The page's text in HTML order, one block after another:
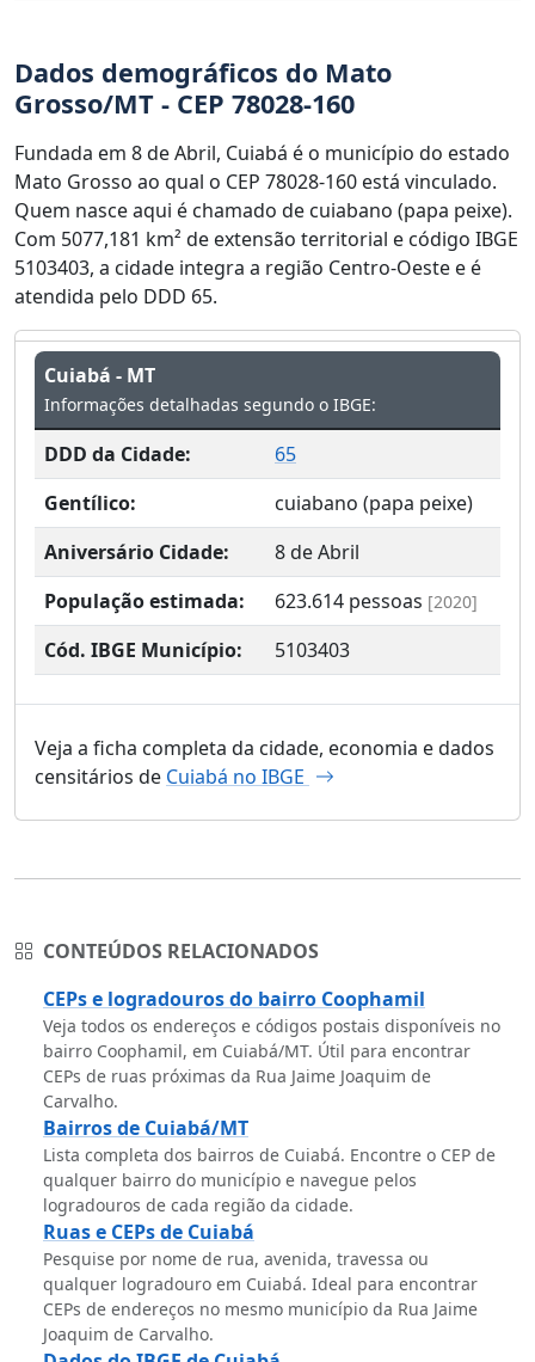
Dados demográficos do Mato
Grosso/MT - CEP 78028-160
Fundada em 8 de Abril, Cuiabá é o município do estado
Mato Grosso ao qual o CEP 78028-160 está vinculado.
Quem nasce aqui é chamado de cuiabano (papa peixe).
Com 5077,181 km² de extensão territorial e código IBGE
5103403, a cidade integra a região Centro-Oeste e é
atendida pelo DDD 65.
Cuiabá - MT
Informações detalhadas segundo o IBGE:
DDD da Cidade:
65
Gentílico:
cuiabano (papa peixe)
Aniversário Cidade:
8 de Abril
População estimada:
623.614 pessoas [2020]
Cód. IBGE Município: 5103403
Veja a ficha completa da cidade, economia e dados
censitários de Cuiabá no IBGE
CONTEÚDOS RELACIONADOS
CEPs e logradouros do bairro Coophamil
Veja todos os endereços e códigos postais disponíveis no
bairro Coophamil, em Cuiabá/MT. Útil para encontrar
CEPs de ruas próximas da Rua Jaime Joaquim de
Carvalho.
Bairros de Cuiabá/MT
Lista completa dos bairros de Cuiabá. Encontre o CEP de
qualquer bairro do município e navegue pelos
logradouros de cada região da cidade.
Ruas e CEPs de Cuiabá
Pesquise por nome de rua, avenida, travessa ou
qualquer logradouro em Cuiabá. Ideal para encontrar
CEPs de endereços no mesmo município da Rua Jaime
Joaquim de Carvalho.